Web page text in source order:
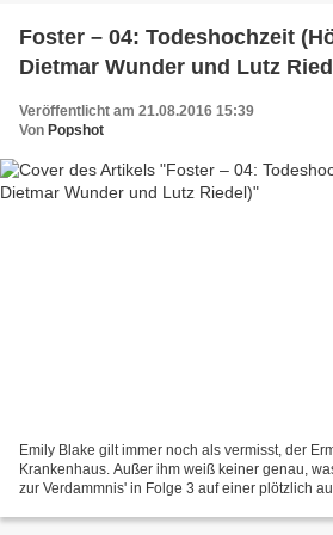
Foster – 04: Todeshochzeit
Dietmar Wunder und Lutz
Veröffentlicht am 21.08.2016 15:39
Von Popshot
Emily Blake gilt immer noch als vermisst, der
Krankenhaus. Außer ihm weiß keiner genau,
zur Verdammnis' in Folge 3 auf einer plötzlich